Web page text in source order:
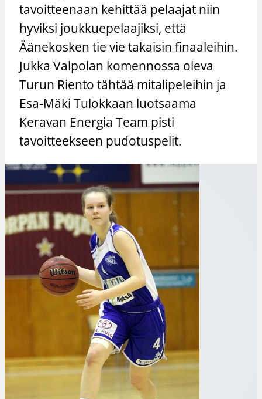
tavoitteenaan kehittää pelaajat niin
hyviksi joukkuepelaajiksi, että
Äänekosken tie vie takaisin finaaleihin.
Jukka Valpolan komennossa oleva
Turun Riento tähtää mitalipeleihin ja
Esa-Mäki Tulokkaan luotsaama
Keravan Energia Team pisti
tavoitteekseen pudotuspelit.